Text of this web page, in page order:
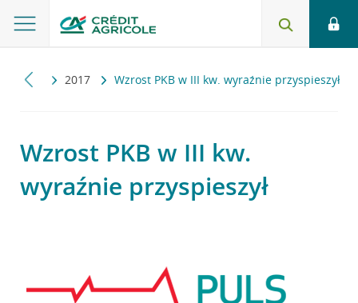
2017 Wzrost PKB w III kw. wyraźnie przyspieszył
Wzrost PKB w III kw.
wyraźnie przyspieszył